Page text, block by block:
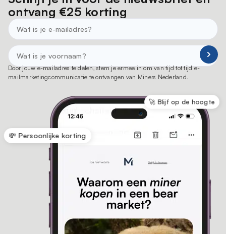
ontvang €25 korting
Door jouw e-mailadres te delen, stem je ermee in om van tijd tot tijd e-
mailmarketingcommunicatie te ontvangen van Miners Nederland.
💸 Persoonlijke korting
🚀 Blijf op de hoogte